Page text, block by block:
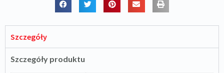
Szczegóły
Szczegóły produktu